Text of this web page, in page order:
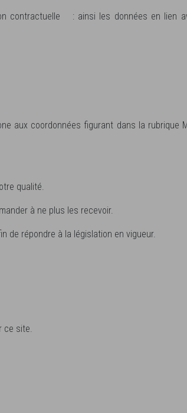
contractuelle : ainsi les données en lien
aux coordonnées figurant dans la rubrique
qualité.
à ne plus les recevoir.
de répondre à la législation en vigueur.
site.